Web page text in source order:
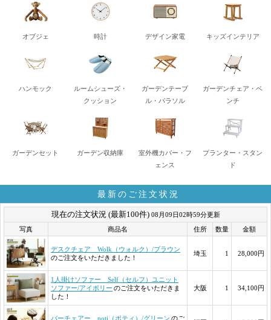
オブジェ 時計 デザイン家電 キッズインテリア
ハンモック
ルームシューズ・
クッション
ガーデンテーブ
ル・パラソル
ガーデンチェア・ベ
ンチ
ガーデンセット ガーデン収納庫
室外機カバー・フ
ェンス
プランター・スタン
ド
最新のご注文状況